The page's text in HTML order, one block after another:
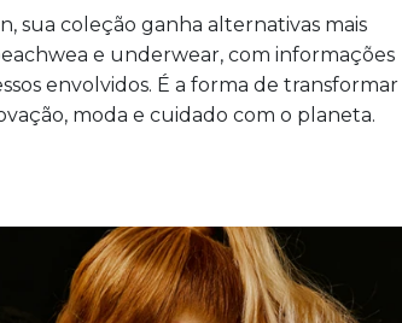
sua coleção ganha alternativas mais
e underwear, com informações
envolvidos. É a forma de transformar
moda e cuidado com o planeta.